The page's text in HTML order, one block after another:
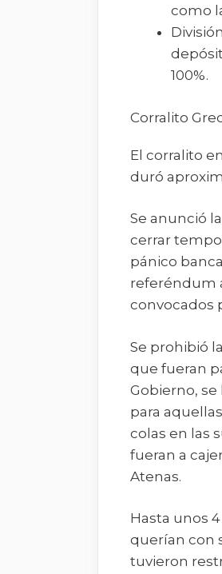
como
100%.
Corralito
El corralito
duró
Se anunció
cerrar
pánico
referéndum
convocados
Se prohibió
que fueran
Gobierno, se
para
colas en las
fueran a
Atenas.
Hasta unos
querían con
tuvieron